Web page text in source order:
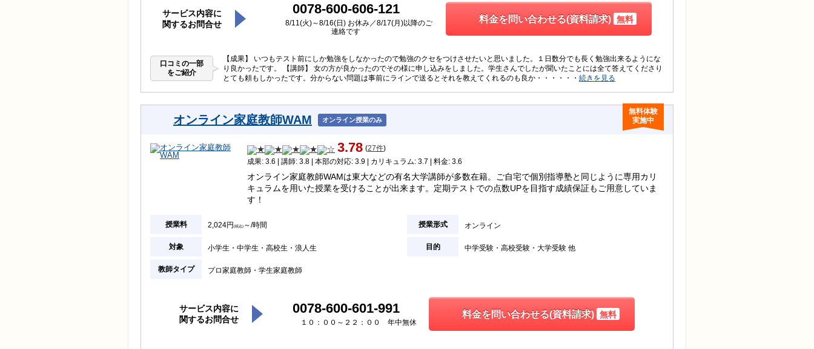
サービス内容に
関するお問合せ
0078-600-606-121
8/11(火)～8/16(日) お休み／8/17(月)以降のご
連絡です
料金を問い合わせる(資料請求) 無料
口コミの一部
をご紹介
【成果】 いつもテスト前にしか勉強をしなかったので勉強のクセをつけさせたいと思いました。１日数分でも長く勉強出来るようにな
り良かったです。 【講師】 女の方が良かったのでその様に申し込みをしました。学生さんでしたが聞いたことには全て答えてくださり
とても頼もしかったです。分からない問題は事前にラインで送るとそれを教えてくれるのも良か・・・・・・ 続きを見る
オンライン家庭教師WAM オンライン授業のみ
無料体験
実施中
3.78 (27件)
成果: 3.6 | 講師: 3.8 | 本部の対応: 3.9 | カリキュラム: 3.7 | 料金: 3.6
オンライン家庭教師WAMは東大などの有名大学講師が多数在籍。ご自宅で個別指導塾と同じように専用カリ
キュラムを用いた授業を受けることが出来ます。定期テストでの点数UPを目指す成績保証もご用意していま
す！
授業料 2,024円 (税込) ～/時間 授業形式 オンライン
対象 小学生 中学生 高校生 浪人生 目的 中学受験 高校受験 大学受験 他
教師タイプ プロ家庭教師 学生家庭教師
サービス内容に
関するお問合せ
0078-600-601-991
１０：００～２２：００ 年中無休
料金を問い合わせる(資料請求) 無料